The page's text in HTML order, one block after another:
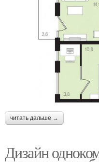
читать дальше →
Дизайн